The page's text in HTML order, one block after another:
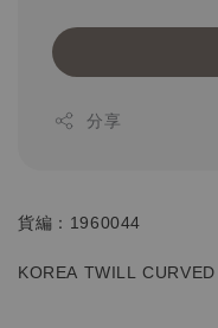
分享
貨編：1960044
KOREA TWILL CURVED